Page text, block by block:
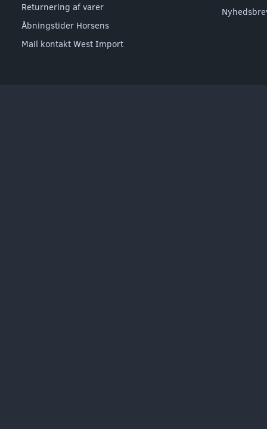
Returnering af varer
Åbningstider Horsens
Mail kontakt West Import